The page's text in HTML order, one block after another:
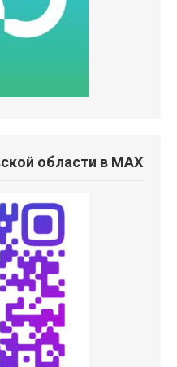
области в MAX